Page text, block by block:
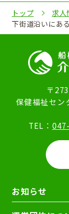
トップ 求人
下街道沿いにあ
〒
保健福祉セン
TEL：
お知らせ